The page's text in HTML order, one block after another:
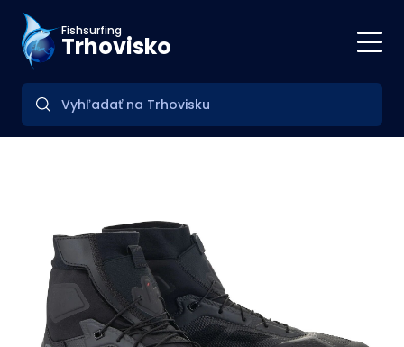
Fishsurfing
Trhovisko